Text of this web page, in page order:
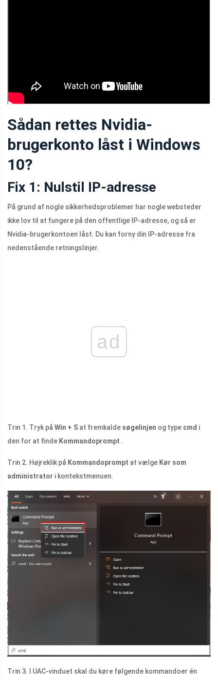
Sådan rettes Nvidia-
brugerkonto låst i Windows
10?
Fix 1: Nulstil IP-adresse
På grund af nogle sikkerhedsproblemer har nogle websteder
ikke lov til at fungere på den offentlige IP-adresse, og så er
Nvidia-brugerkontoen låst. Du kan forny din IP-adresse fra
nedenstående retningslinjer.
ad
Trin 1. Tryk på Win + S at fremkalde søgelinjen og type cmd i
den for at finde Kommandoprompt .
Trin 2. Højreklik på Kommandoprompt at vælge Kør som
administrator i kontekstmenuen.
Trin 3. I UAC-vinduet skal du køre følgende kommandoer én